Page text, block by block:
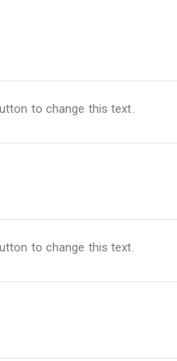
to change this text.
to change this text.